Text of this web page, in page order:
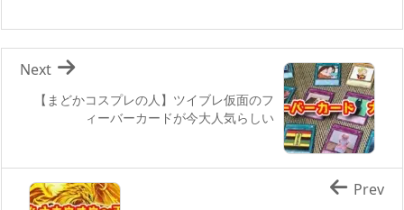
【まどかコスプレの人】ツイブレ仮面のフ
ィーバーカードが今大人気らしい
Next
Prev